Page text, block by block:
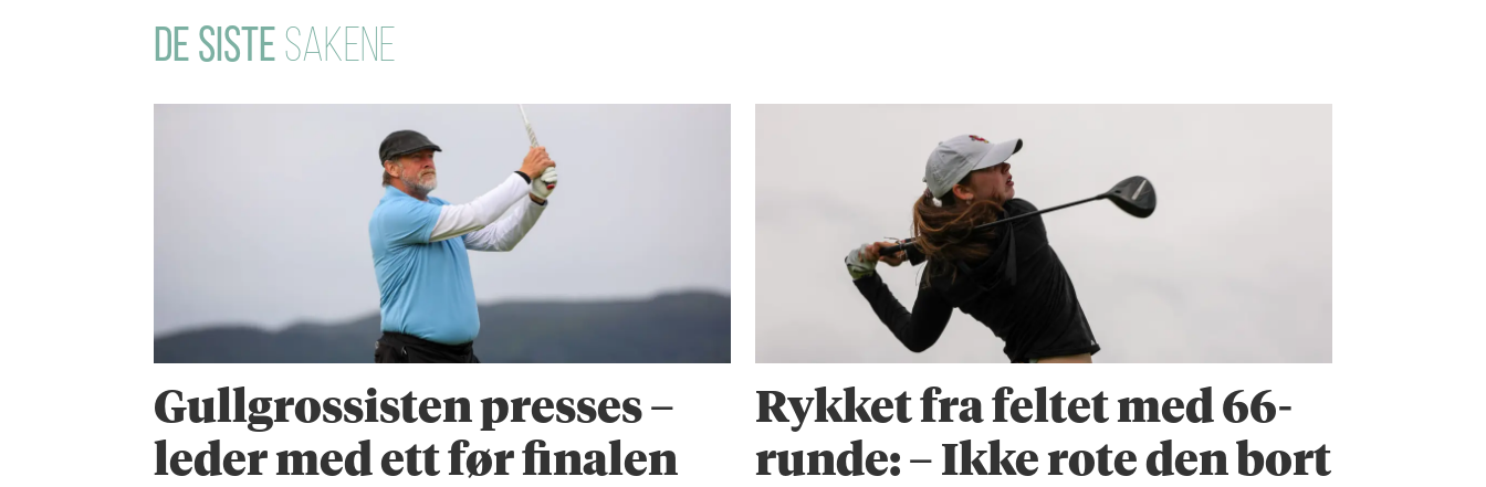
DE SISTE SAKENE
Gullgrossisten presses –
leder med ett før finalen
Rykket fra feltet med 66-
runde: – Ikke rote den bort